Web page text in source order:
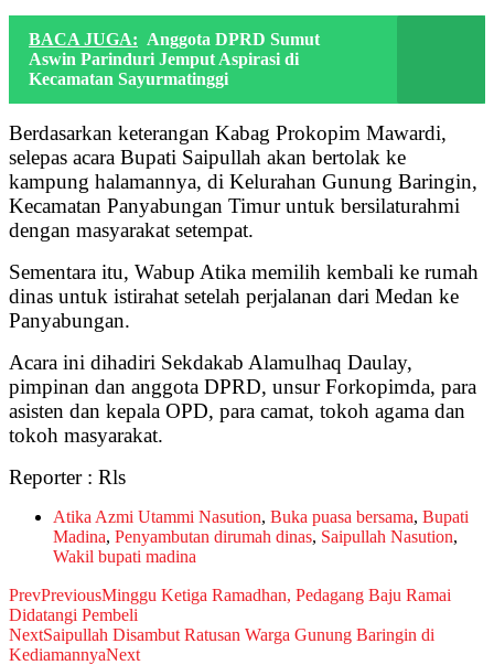
BACA JUGA: Anggota DPRD Sumut
Aswin Parinduri Jemput Aspirasi di
Kecamatan Sayurmatinggi
Berdasarkan keterangan Kabag Prokopim Mawardi,
selepas acara Bupati Saipullah akan bertolak ke
kampung halamannya, di Kelurahan Gunung Baringin,
Kecamatan Panyabungan Timur untuk bersilaturahmi
dengan masyarakat setempat.
Sementara itu, Wabup Atika memilih kembali ke rumah
dinas untuk istirahat setelah perjalanan dari Medan ke
Panyabungan.
Acara ini dihadiri Sekdakab Alamulhaq Daulay,
pimpinan dan anggota DPRD, unsur Forkopimda, para
asisten dan kepala OPD, para camat, tokoh agama dan
tokoh masyarakat.
Reporter : Rls
Atika Azmi Utammi Nasution, Buka puasa bersama, Bupati
Madina, Penyambutan dirumah dinas, Saipullah Nasution,
Wakil bupati madina
PrevPreviousMinggu Ketiga Ramadhan, Pedagang Baju Ramai
Didatangi Pembeli
NextSaipullah Disambut Ratusan Warga Gunung Baringin di
KediamannyaNext